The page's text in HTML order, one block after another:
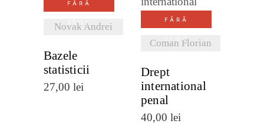
FĂRĂ
STOC
Novak Andrei
Bazele
statisticii
27,00 lei
FĂRĂ
STOC
Coman Florian
VEZI
DETALII
Drept
international
penal
40,00 lei